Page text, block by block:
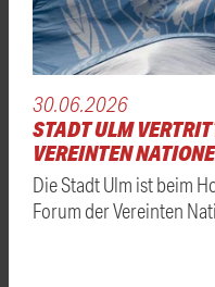
30.06.2026
STADT ULM
VEREINTEN
Die Stadt Ulm ist beim
Forum der Vereinten